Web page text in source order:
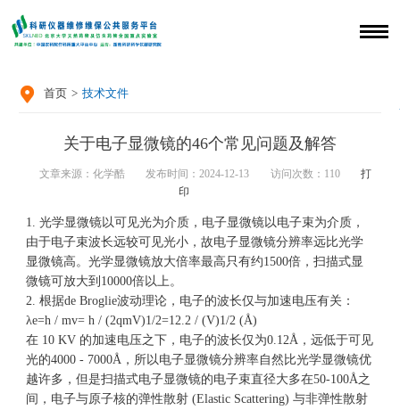
 首页 > 技术文件
关于电子显微镜的46个常见问题及解答
文章来源：化学酷 发布时间：2024-12-13 访问次数： 110
打
印
1. 光学显微镜以可见光为介质， 电子显微镜以电子束为介质，
由于电子束波长远较可见光小，故电子显微镜分辨率远比光学
显微镜高。光学显微镜放大倍率最高只有约1500倍，扫描式显
微镜可放大到10000倍以上。
2. 根据de Broglie波动理论，电子的波长仅与加速电压有关：
λe=h / mv= h / (2qmV)1/2=12.2 / (V)1/2 (Å)
在 10 KV 的加速电压之下，电子的波长仅为0.12Å，远低于可见
光的4000 - 7000Å，所以电子显微镜分辨率自然比光学显微镜优
越许多，但是扫描式电子显微镜的电子束直径大多在50-100Å之
间，电子与原子核的弹性散射 (Elastic Scattering) 与非弹性散射